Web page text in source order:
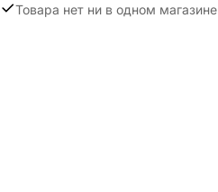
Товара нет ни в одном магазине